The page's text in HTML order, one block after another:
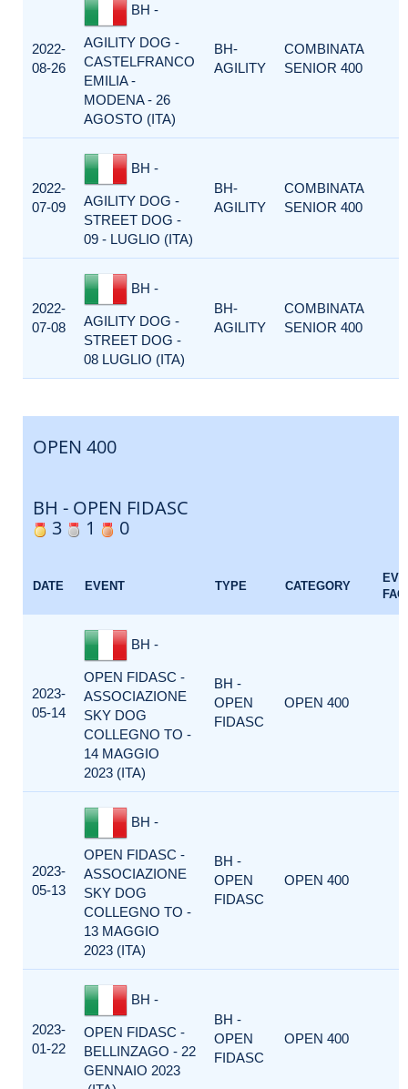
2022-
08-26
BH -
AGILITY DOG -
CASTELFRANCO
EMILIA -
MODENA - 26
AGOSTO (ITA)
BH-
AGILITY
COMBINATA
SENIOR 400
2022-
07-09
BH -
AGILITY DOG -
STREET DOG -
09 - LUGLIO (ITA)
BH-
AGILITY
COMBINATA
SENIOR 400
2022-
07-08
BH -
AGILITY DOG -
STREET DOG -
08 LUGLIO (ITA)
BH-
AGILITY
COMBINATA
SENIOR 400
OPEN 400
BH - OPEN FIDASC
3
1 0
DATE EVENT TYPE CATEGORY
2023-
05-14
BH -
OPEN FIDASC -
ASSOCIAZIONE
SKY DOG
COLLEGNO TO -
14 MAGGIO
2023 (ITA)
BH -
OPEN
FIDASC
OPEN 400
2023-
05-13
BH -
OPEN FIDASC -
ASSOCIAZIONE
SKY DOG
COLLEGNO TO -
13 MAGGIO
2023 (ITA)
BH -
OPEN
FIDASC
OPEN 400
2023-
01-22
BH -
OPEN FIDASC -
BELLINZAGO - 22
GENNAIO 2023
BH -
OPEN
FIDASC
OPEN 400